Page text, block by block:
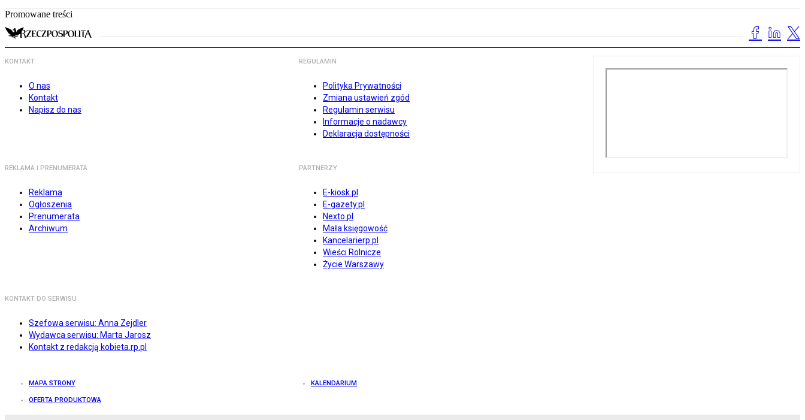
Promowane treści
KONTAKT
O nas
Kontakt
Napisz do nas
REGULAMIN
Polityka Prywatności
Zmiana ustawień zgód
Regulamin serwisu
Informacje o nadawcy
Deklaracja dostępności
REKLAMA I PRENUMERATA
Reklama
Ogłoszenia
Prenumerata
Archiwum
PARTNERZY
E-kiosk.pl
E-gazety.pl
Nexto.pl
Mała księgowość
Kancelarierp.pl
Wieści Rolnicze
Życie Warszawy
KONTAKT DO SERWISU
Szefowa serwisu: Anna Zejdler
Wydawca serwisu: Marta Jarosz
Kontakt z redakcją kobieta.rp.pl
MAPA STRONY KALENDARIUM
OFERTA PRODUKTOWA